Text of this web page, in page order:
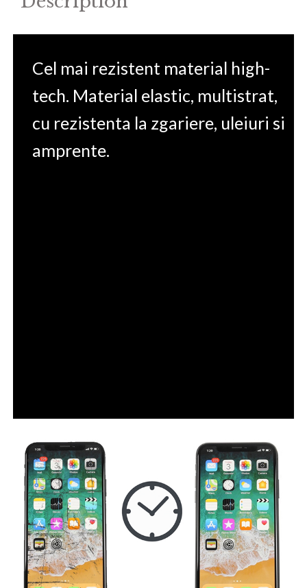
Cel mai rezistent material high-
tech. Material elastic, multistrat,
cu rezistenta la zgariere, uleiuri si
amprente.